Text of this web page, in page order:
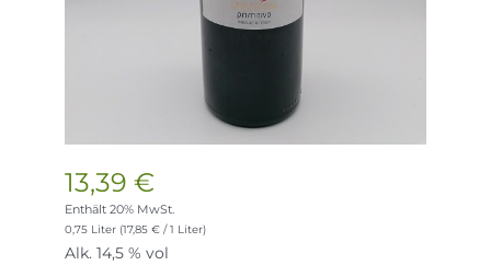
13,39€
Enthält 20% MwSt.
0,75 Liter (17,85€ / 1 Liter)
Alk. 14,5 % vol